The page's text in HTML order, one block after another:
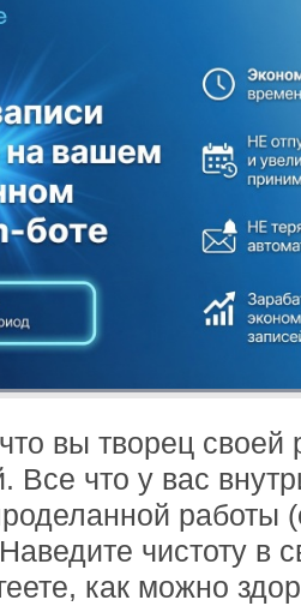
вы творец своей
Все что у вас
работы
чистоту в
как можно